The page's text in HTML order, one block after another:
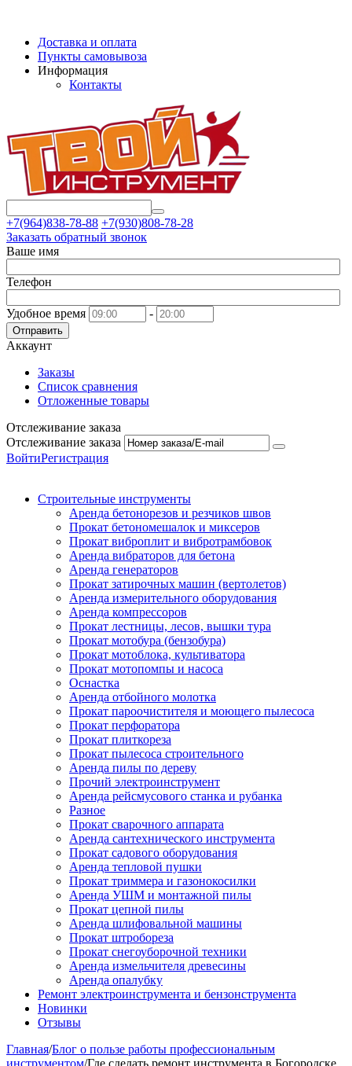
Доставка и оплата
Пункты самовывоза
Информация
Контакты
+7(964)838-78-88 +7(930)808-78-28
Заказать обратный звонок
Ваше имя
Телефон
Удобное время -
Отправить
Аккаунт
Заказы
Список сравнения
Отложенные товары
Отслеживание заказа
Отслеживание заказа
ВойтиРегистрация
Строительные инструменты
Аренда бетонорезов и резчиков швов
Прокат бетономешалок и миксеров
Прокат виброплит и вибротрамбовок
Аренда вибраторов для бетона
Аренда генераторов
Прокат затирочных машин (вертолетов)
Аренда измерительного оборудования
Аренда компрессоров
Прокат лестницы, лесов, вышки тура
Прокат мотобура (бензобура)
Прокат мотоблока, культиватора
Прокат мотопомпы и насоса
Оснастка
Аренда отбойного молотка
Прокат пароочистителя и моющего пылесоса
Прокат перфоратора
Прокат плиткореза
Прокат пылесоса строительного
Аренда пилы по дереву
Прочий электроинструмент
Аренда рейсмусового станка и рубанка
Разное
Прокат сварочного аппарата
Аренда сантехнического инструмента
Прокат садового оборудования
Аренда тепловой пушки
Прокат триммера и газонокосилки
Аренда УШМ и монтажной пилы
Прокат цепной пилы
Аренда шлифовальной машины
Прокат штробореза
Прокат снегоуборочной техники
Аренда измельчителя древесины
Аренда опалубку
Ремонт электроинструмента и бензонструмента
Новинки
Отзывы
Главная/Блог о пользе работы профессиональным
инструментом/Где сделать ремонт инструмента в Богородске